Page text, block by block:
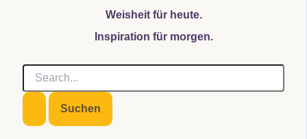
Weisheit für heute.
Inspiration für morgen.
S
c
e